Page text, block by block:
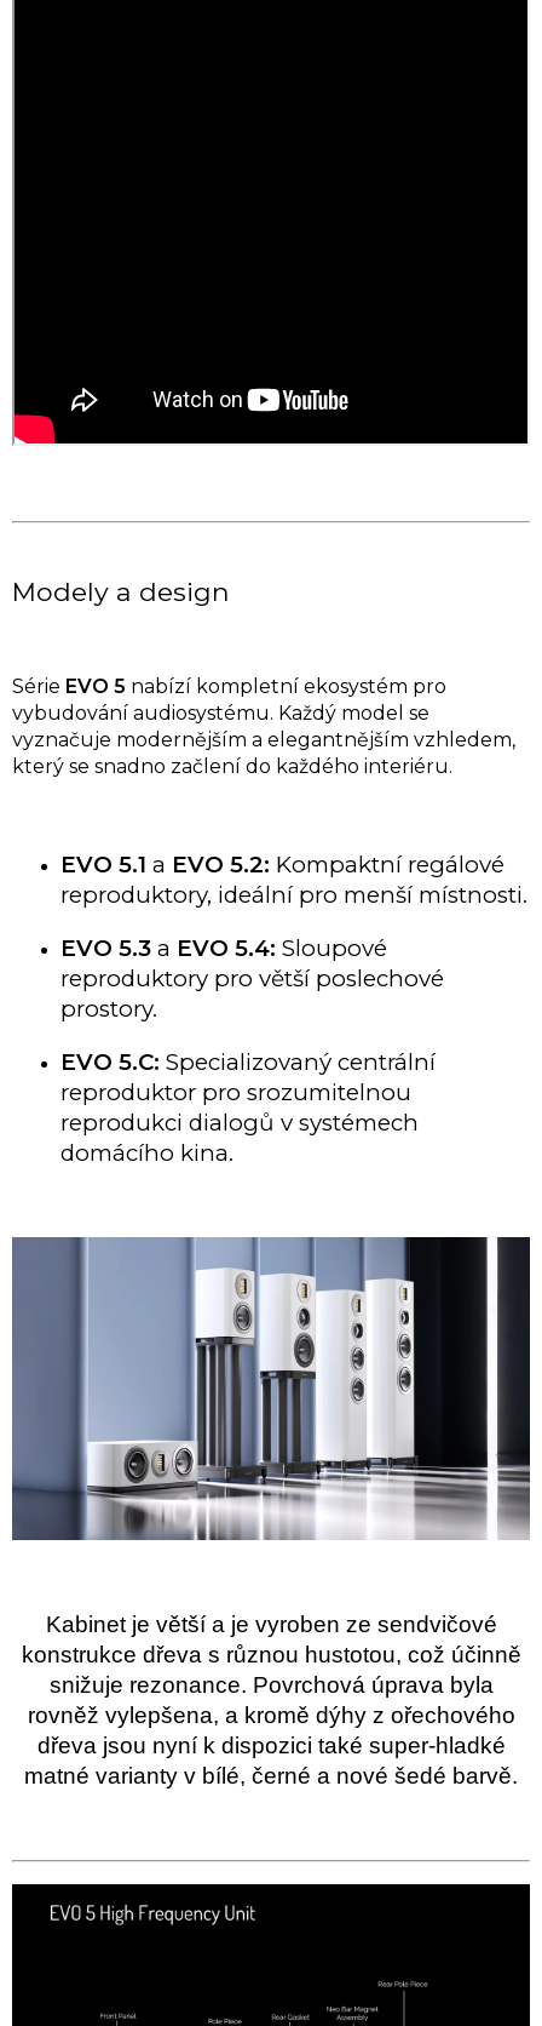
Modely a design
Série EVO 5 nabízí kompletní ekosystém pro
vybudování audiosystému. Každý model se
vyznačuje modernějším a elegantnějším vzhledem,
který se snadno začlení do každého interiéru.
EVO 5.1 a EVO 5.2: Kompaktní regálové
reproduktory, ideální pro menší místnosti.
EVO 5.3 a EVO 5.4: Sloupové
reproduktory pro větší poslechové
prostory.
EVO 5.C: Specializovaný centrální
reproduktor pro srozumitelnou
reprodukci dialogů v systémech
domácího kina.
Kabinet je větší a je vyroben ze sendvičové
konstrukce dřeva s různou hustotou, což účinně
snižuje rezonance. Povrchová úprava byla
rovněž vylepšena, a kromě dýhy z ořechového
dřeva jsou nyní k dispozici také super-hladké
matné varianty v bílé, černé a nové šedé barvě.